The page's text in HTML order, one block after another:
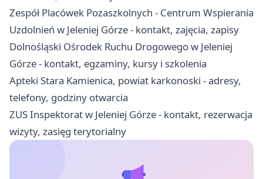
Zespół Placówek Pozaszkolnych - Centrum Wspierania
Uzdolnień w Jeleniej Górze - kontakt, zajęcia, zapisy
Dolnośląski Ośrodek Ruchu Drogowego w Jeleniej
Górze - kontakt, egzaminy, kursy i szkolenia
Apteki Stara Kamienica, powiat karkonoski - adresy,
telefony, godziny otwarcia
ZUS Inspektorat w Jeleniej Górze - kontakt, rezerwacja
wizyty, zasięg terytorialny